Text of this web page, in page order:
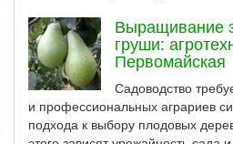
Выращивание
груши:
Первомайская
Садоводство
и профессиональных аграриев
подхода к выбору плодовых